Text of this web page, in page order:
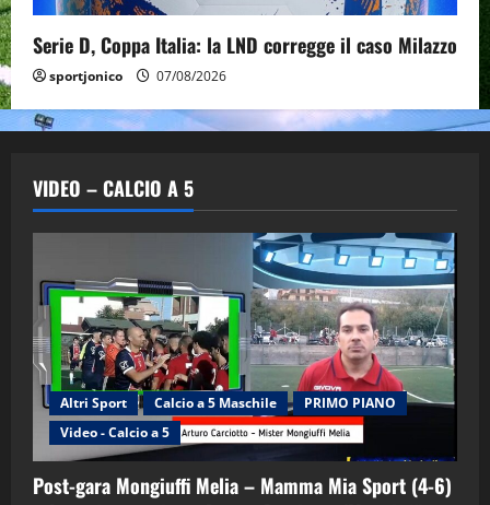
Serie D, Coppa Italia: la LND corregge il caso Milazzo
sportjonico 07/08/2026
VIDEO – CALCIO A 5
Altri Sport Calcio a 5 Maschile
PRIMO PIANO
Video - Calcio a 5
Post-gara Mongiuffi Melia – Mamma Mia Sport (4-6)